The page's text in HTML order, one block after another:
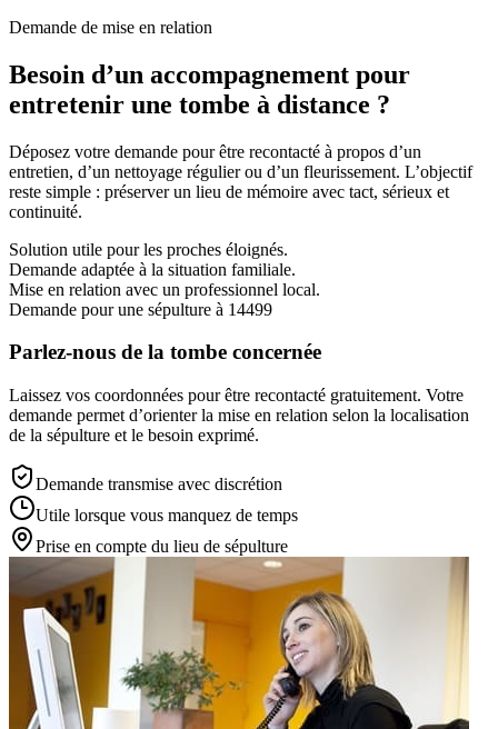
Demande de mise en relation
Besoin d’un accompagnement pour
entretenir une tombe à distance ?
Déposez votre demande pour être recontacté à propos d’un
entretien, d’un nettoyage régulier ou d’un fleurissement. L’objectif
reste simple : préserver un lieu de mémoire avec tact, sérieux et
continuité.
Solution utile pour les proches éloignés.
Demande adaptée à la situation familiale.
Mise en relation avec un professionnel local.
Demande pour une sépulture à 14499
Parlez-nous de la tombe concernée
Laissez vos coordonnées pour être recontacté gratuitement. Votre
demande permet d’orienter la mise en relation selon la localisation
de la sépulture et le besoin exprimé.
Demande transmise avec discrétion
Utile lorsque vous manquez de temps
Prise en compte du lieu de sépulture